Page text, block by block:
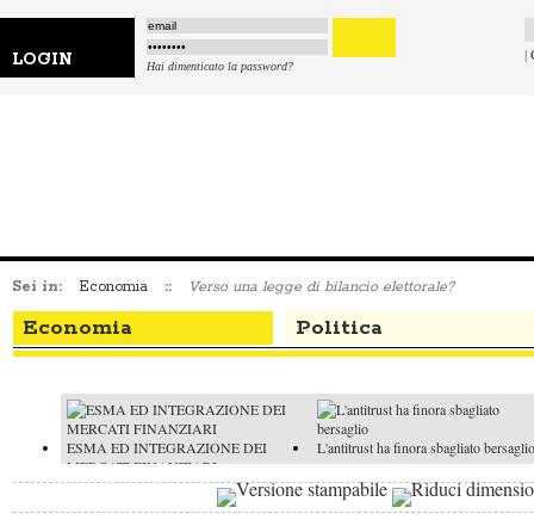
LOGIN Hai dimenticato la password?
|
Sei in: Economia :: Verso una legge di bilancio elettorale?
Economia Politica
ESMA ED INTEGRAZIONE DEI
MERCATI FINANZIARI
L'antitrust ha finora sbagliato bersaglio
L'economia rallenta, ma il Pil migliora